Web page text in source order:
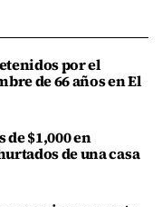
por el
de 66 años en El
$1,000 en
de una casa